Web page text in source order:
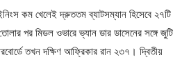
কম খেলেই দ্রুততম ব্যাটসম্যান হিসেবে ২৭টি
পর মিডল ওভারে ভ্যান ডার ডাসেনের সঙ্গে জুটি
তখন দক্ষিণ আফ্রিকার রান ২৩৭। দ্বিতীয়